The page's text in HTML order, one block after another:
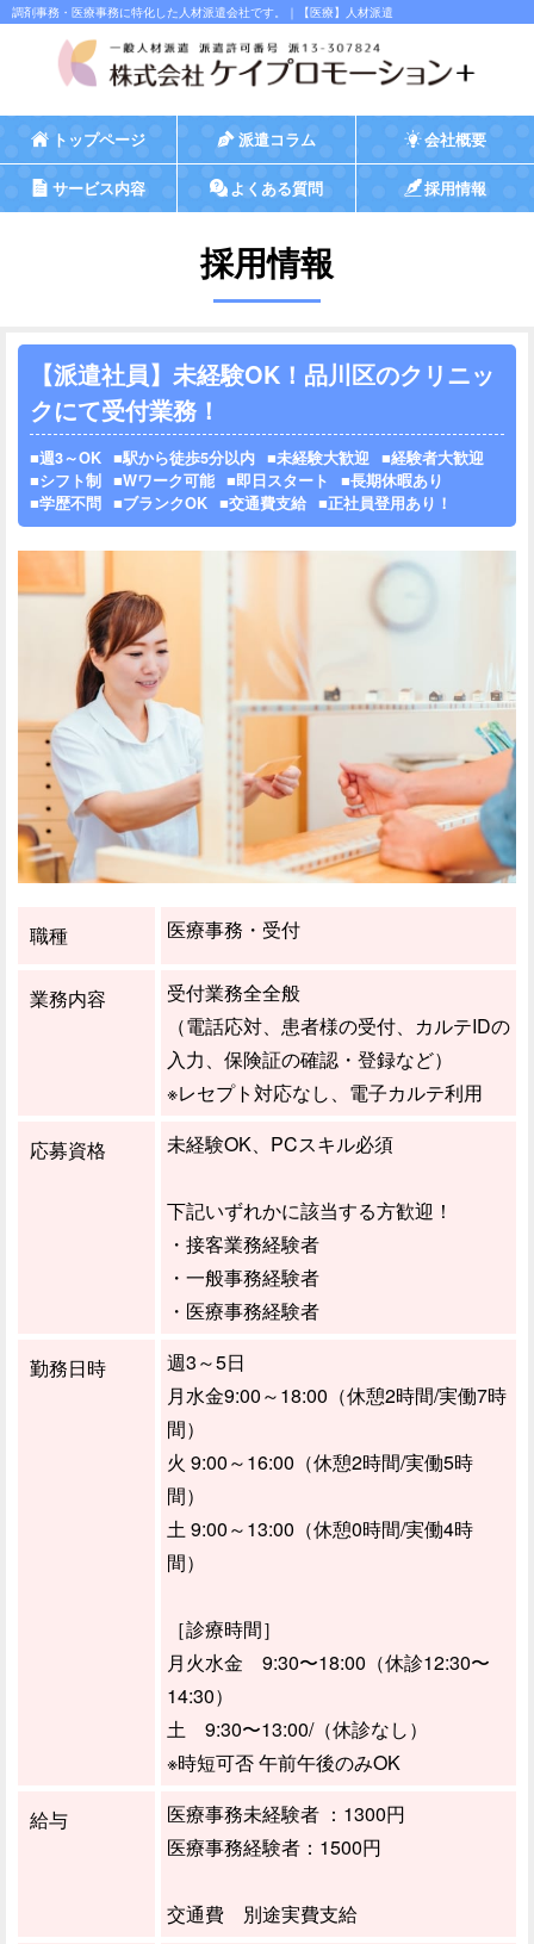
調剤事務・医療事務に特化した人材派遣会社です。｜【医療】人材派遣
トップページ 派遣コラム 会社概要
サービス内容 よくある質問 採用情報
採用情報
【派遣社員】未経験OK！品川区のクリニッ
クにて受付業務！
週3～OK 駅から徒歩5分以内 未経験大歓迎
経験者大歓迎
シフト制
Wワーク可能 即日スタート
長期休暇あり
学歴不問
ブランクOK 交通費支給 正社員登用あり！
職種 医療事務・受付
業務内容
受付業務全全般
（電話応対、患者様の受付、カルテIDの
入力、保険証の確認・登録など）
※レセプト対応なし、電子カルテ利用
応募資格 未経験OK、PCスキル必須
下記いずれかに該当する方歓迎！
・接客業務経験者
・一般事務経験者
・医療事務経験者
勤務日時
週3～5日
月水金9:00～18:00（休憩2時間/実働7時
間）
火 9:00～16:00（休憩2時間/実働5時
間）
土 9:00～13:00（休憩0時間/実働4時
間）
［診療時間］
月火水金 9:30〜18:00（休診12:30〜
14:30）
土 9:30〜13:00/（休診なし）
※時短可否 午前午後のみOK
給与
医療事務未経験者 ：1300円
医療事務経験者：1500円
交通費 別途実費支給